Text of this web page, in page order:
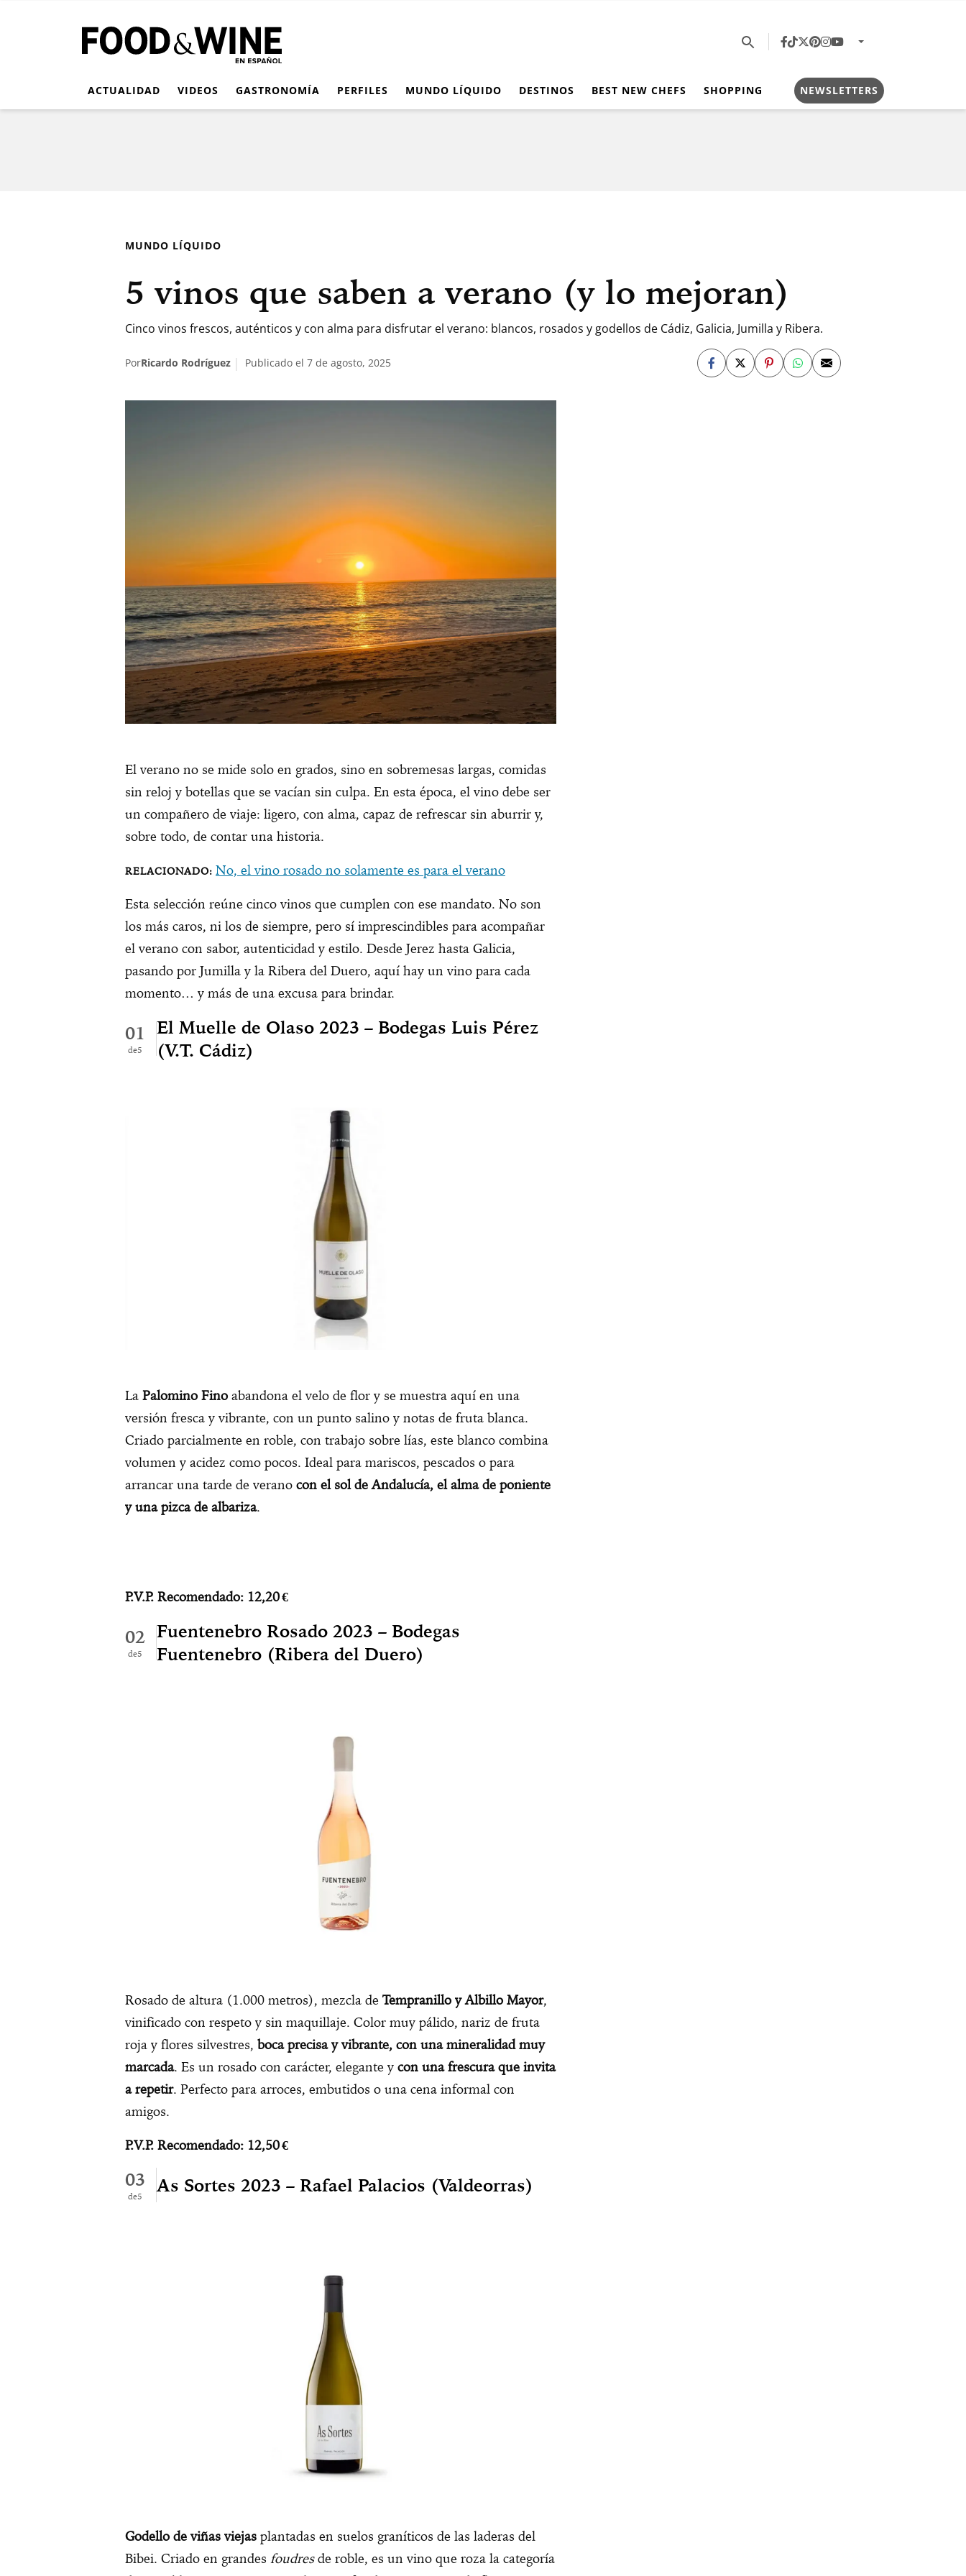
ACTUALIDAD VIDEOS GASTRONOMÍA PERFILES MUNDO LÍQUIDO DESTINOS BEST NEW CHEFS SHOPPING NEWSLETTERS
MUNDO LÍQUIDO
5 vinos que saben a verano (y lo mejoran)
Cinco vinos frescos, auténticos y con alma para disfrutar el verano: blancos, rosados y godellos de Cádiz, Galicia, Jumilla y Ribera.
PorRicardo Rodríguez Publicado el 7 de agosto, 2025
El verano no se mide solo en grados, sino en sobremesas largas, comidas
sin reloj y botellas que se vacían sin culpa. En esta época, el vino debe ser
un compañero de viaje: ligero, con alma, capaz de refrescar sin aburrir y,
sobre todo, de contar una historia.
No, el vino rosado no solamente es para el verano
Esta selección reúne cinco vinos que cumplen con ese mandato. No son
los más caros, ni los de siempre, pero sí imprescindibles para acompañar
el verano con sabor, autenticidad y estilo. Desde Jerez hasta Galicia,
pasando por Jumilla y la Ribera del Duero, aquí hay un vino para cada
momento… y más de una excusa para brindar.
01
5
El Muelle de Olaso 2023 – Bodegas Luis Pérez
(V.T. Cádiz)
La Palomino Fino abandona el velo de flor y se muestra aquí en una
versión fresca y vibrante, con un punto salino y notas de fruta blanca.
Criado parcialmente en roble, con trabajo sobre lías, este blanco combina
volumen y acidez como pocos. Ideal para mariscos, pescados o para
arrancar una tarde de verano con el sol de Andalucía, el alma de poniente
y una pizca de albariza.
P.V.P. Recomendado: 12,20€
02
5
Fuentenebro Rosado 2023 – Bodegas
Fuentenebro (Ribera del Duero)
Rosado de altura (1.000 metros), mezcla deTempranillo y Albillo Mayor,
vinificado con respeto y sin maquillaje. Color muy pálido, nariz de fruta
roja y flores silvestres, boca precisa y vibrante, con una mineralidad muy
marcada. Es un rosado con carácter, elegante y con una frescura que invita
a repetir. Perfecto para arroces, embutidos o una cena informal con
amigos.
P.V.P. Recomendado: 12,50€
03
5
As Sortes 2023 – Rafael Palacios (Valdeorras)
Godello de viñas viejas plantadas en suelos graníticos de las laderas del
Bibei. Criado en grandes foudresde roble, es un vino que roza la categoría